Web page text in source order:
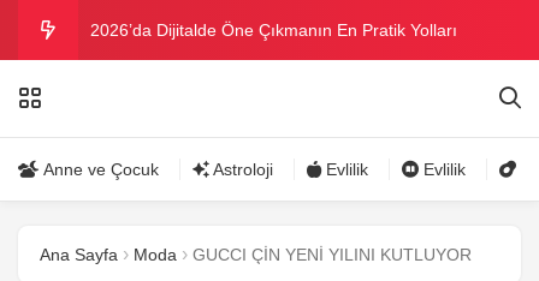
2026’da Dijitalde Öne Çıkmanın En Pratik Yolları
Danla Bilic ile Reynmen Miami’de tatilde
Anne ve Çocuk Astroloji Evlilik Evlilik
Ana Sayfa Moda GUCCI ÇİN YENİ YILINI KUTLUYOR